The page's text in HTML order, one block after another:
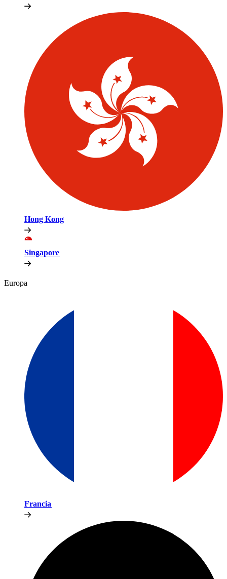
Hong Kong​​
Singapore​​
Europa​​
Francia​​